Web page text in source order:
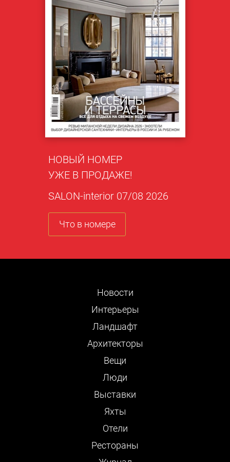
НОВЫЙ НОМЕР
УЖЕ В ПРОДАЖЕ!
SALON-interior 07/08 2026
Что в номере
Новости
Интерьеры
Ландшафт
Архитекторы
Вещи
Люди
Выставки
Яхты
Отели
Рестораны